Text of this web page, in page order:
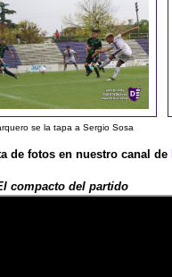
se la tapa a Sergio Sosa
de fotos en nuestro canal de
compacto del partido